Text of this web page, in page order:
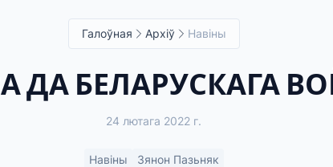
Галоўная Архіў Навіны
ДА БЕЛАРУСКАГА
24 лютага 2022 г.
Навіны Зянон Пазьняк